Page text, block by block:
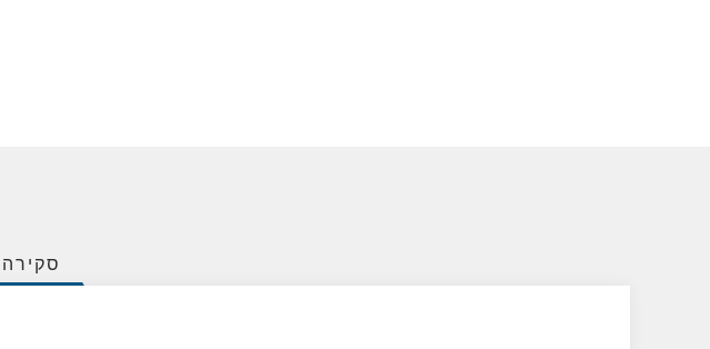
סקירה